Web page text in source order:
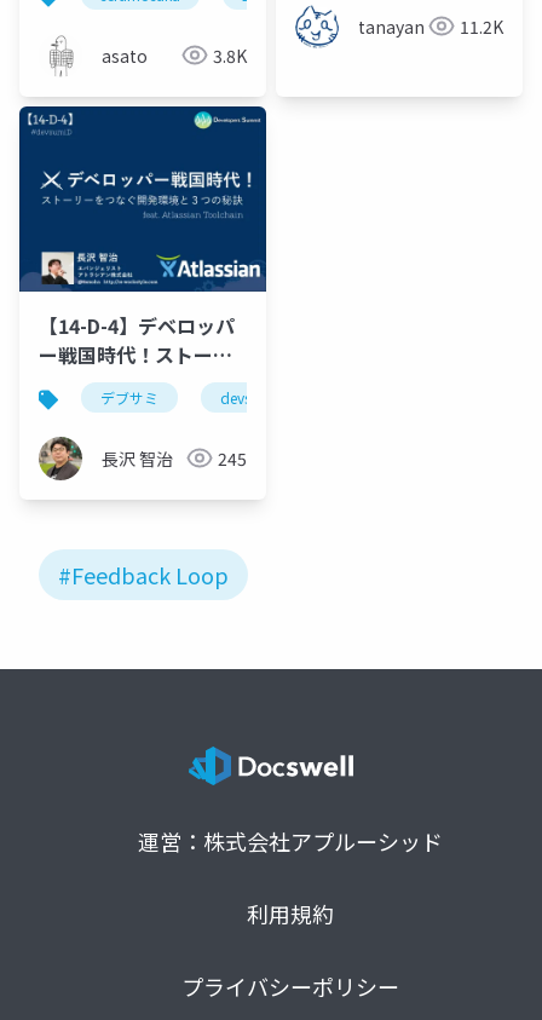
とちゃんと向き合った
ら成長できたチームの
話
asato 3.8K
tanayan 11.2K
【14-D-4】デベロッパ
ー戦国時代！ストーリ
ーをつなぐ開発環境と
３つの秘訣
デブサミ devsumi
長沢 智治 245
#Feedback Loop
運営：株式会社アプルーシッド
利用規約
プライバシーポリシー